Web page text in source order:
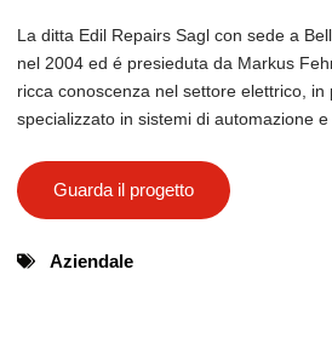
La ditta Edil Repairs Sagl con sede a
nel 2004 ed é presieduta da Markus
ricca conoscenza nel settore elettrico,
specializzato in sistemi di automazione e
Guarda il progetto
Aziendale